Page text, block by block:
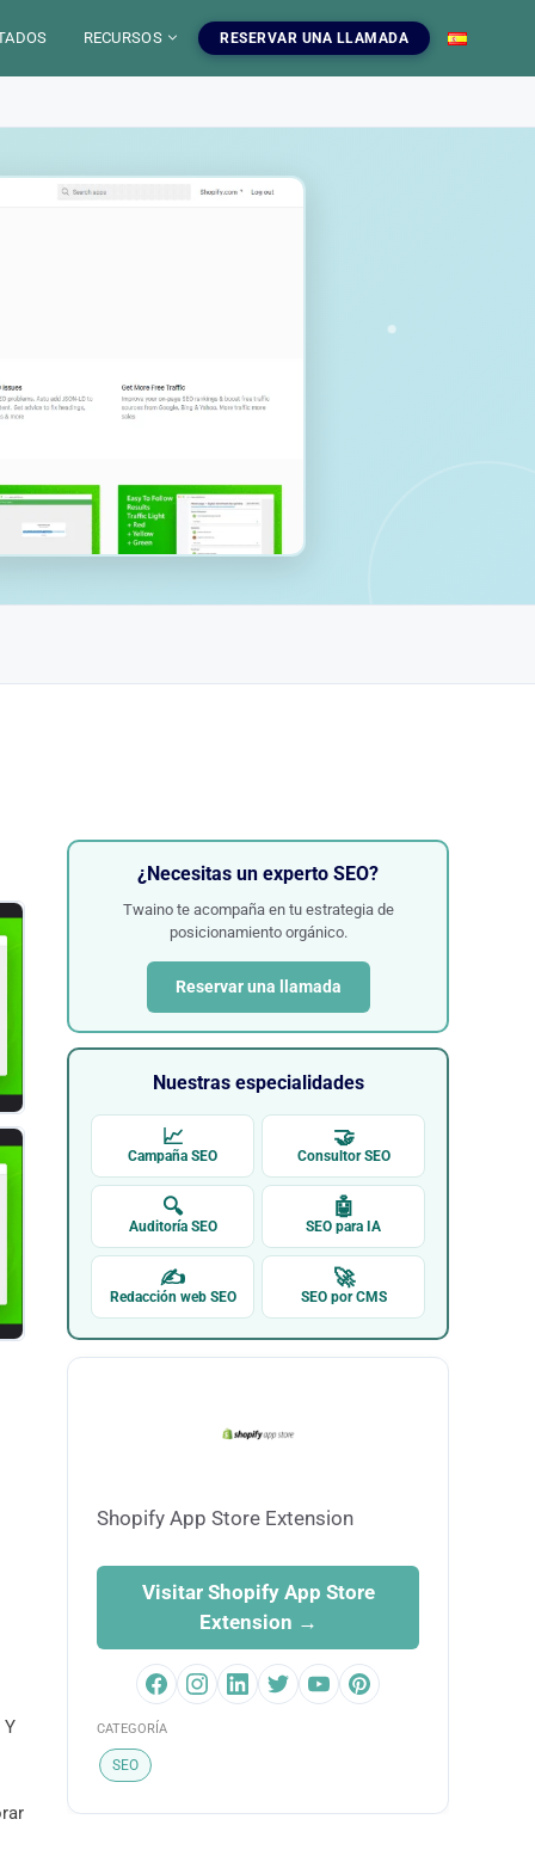
Ver nuestros servicios
RECURSOS
las herramientas
RESERVAR UNA LLAMADA
Y
¿Necesitas un experto SEO?
Twaino te acompaña en tu estrategia de
posicionamiento orgánico.
Reservar una llamada
Nuestras especialidades
📈
Campaña SEO
🤝
Consultor SEO
🔍
Auditoría SEO
🤖
SEO para IA
✍
Redacción web SEO
🚀
SEO por CMS
Shopify App Store Extension
Visitar Shopify App Store
Extension →
CATEGORÍA
SEO